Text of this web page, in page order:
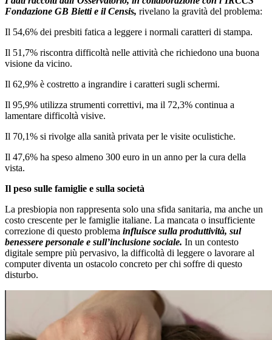
Fondazione GB Bietti e il Censis, rivelano la gravità del problema:
Il 54,6% dei presbiti fatica a leggere i normali caratteri di stampa.
Il 51,7% riscontra difficoltà nelle attività che richiedono una buona
visione da vicino.
Il 62,9% è costretto a ingrandire i caratteri sugli schermi.
Il 95,9% utilizza strumenti correttivi, ma il 72,3% continua a
lamentare difficoltà visive.
Il 70,1% si rivolge alla sanità privata per le visite oculistiche.
Il 47,6% ha speso almeno 300 euro in un anno per la cura della
vista.
Il peso sulle famiglie e sulla società
La presbiopia non rappresenta solo una sfida sanitaria, ma anche un
costo crescente per le famiglie italiane. La mancata o insufficiente
correzione di questo problema influisce sulla produttività, sul
benessere personale e sull’inclusione sociale. In un contesto
digitale sempre più pervasivo, la difficoltà di leggere o lavorare al
computer diventa un ostacolo concreto per chi soffre di questo
disturbo.